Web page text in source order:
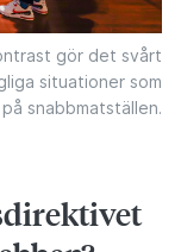
gör det svårt
situationer som
på snabbmatställen.